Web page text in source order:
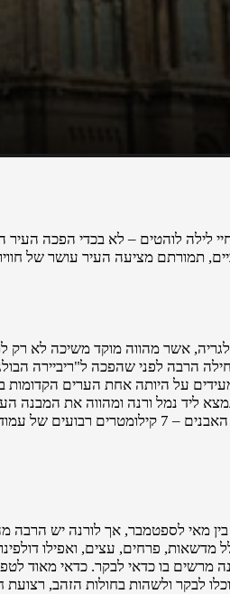
לילה לוהטים – לא בכדי הפכה
תמורתם מציעה העיר עושר של
אשר מהווה מוקד משיכה לא רק
הרבה לפני שהפכה ל"ריביירה
על היותה אחת הערים הקדומות
נמל ורנה ומהווה את המבנה
רבות הצעות לסיורים מרתקים באזור. אל
מאי לספטמבר, אך לורנה יש
פרחים, עצים, ואפילו
לבקר ולשהות בחולות הזהב,